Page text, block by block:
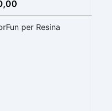
senza bisogno di
video/telefonica
e Veloce: rinnova le